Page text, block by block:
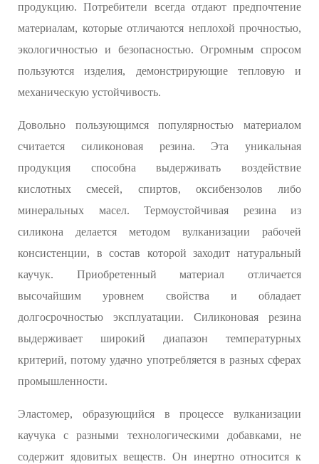
продукцию. Потребители всегда отдают предпочтение
материалам, которые отличаются неплохой прочностью,
экологичностью и безопасностью. Огромным спросом
пользуются изделия, демонстрирующие тепловую и
механическую устойчивость.
Довольно пользующимся популярностью материалом
считается силиконовая резина. Эта уникальная
продукция способна выдерживать воздействие
кислотных смесей, спиртов, оксибензолов либо
минеральных масел. Термоустойчивая резина из
силикона делается методом вулканизации рабочей
консистенции, в состав которой заходит натуральный
каучук. Приобретенный материал отличается
высочайшим уровнем свойства и обладает
долгосрочностью эксплуатации. Силиконовая резина
выдерживает широкий диапазон температурных
критерий, потому удачно употребляется в разных сферах
промышленности.
Эластомер, образующийся в процессе вулканизации
каучука с разными технологическими добавками, не
содержит ядовитых веществ. Он инертно относится к